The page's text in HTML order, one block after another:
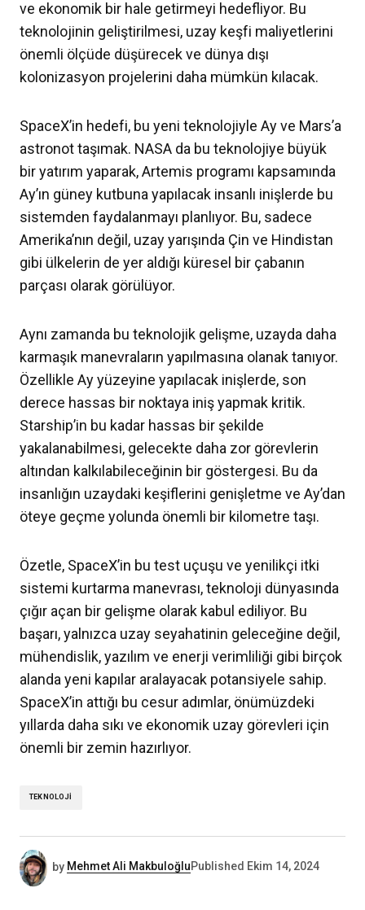
ve ekonomik bir hale getirmeyi hedefliyor. Bu
teknolojinin geliştirilmesi, uzay keşfi maliyetlerini
önemli ölçüde düşürecek ve dünya dışı
kolonizasyon projelerini daha mümkün kılacak.
SpaceX’in hedefi, bu yeni teknolojiyle Ay ve Mars’a
astronot taşımak. NASA da bu teknolojiye büyük
bir yatırım yaparak, Artemis programı kapsamında
Ay’ın güney kutbuna yapılacak insanlı inişlerde bu
sistemden faydalanmayı planlıyor. Bu, sadece
Amerika’nın değil, uzay yarışında Çin ve Hindistan
gibi ülkelerin de yer aldığı küresel bir çabanın
parçası olarak görülüyor.
Aynı zamanda bu teknolojik gelişme, uzayda daha
karmaşık manevraların yapılmasına olanak tanıyor.
Özellikle Ay yüzeyine yapılacak inişlerde, son
derece hassas bir noktaya iniş yapmak kritik.
Starship’in bu kadar hassas bir şekilde
yakalanabilmesi, gelecekte daha zor görevlerin
altından kalkılabileceğinin bir göstergesi. Bu da
insanlığın uzaydaki keşiflerini genişletme ve Ay’dan
öteye geçme yolunda önemli bir kilometre taşı.
Özetle, SpaceX’in bu test uçuşu ve yenilikçi itki
sistemi kurtarma manevrası, teknoloji dünyasında
çığır açan bir gelişme olarak kabul ediliyor. Bu
başarı, yalnızca uzay seyahatinin geleceğine değil,
mühendislik, yazılım ve enerji verimliliği gibi birçok
alanda yeni kapılar aralayacak potansiyele sahip.
SpaceX’in attığı bu cesur adımlar, önümüzdeki
yıllarda daha sıkı ve ekonomik uzay görevleri için
önemli bir zemin hazırlıyor.
TEKNOLOJI
by Mehmet Ali MakbuloğluPublished Ekim 14, 2024